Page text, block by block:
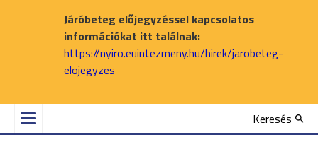
Járóbeteg előjegyzéssel kapcsolatos
információkat itt találnak:
https://nyiro.euintezmeny.hu/hirek/jarobeteg-
elojegyzes
Keresés